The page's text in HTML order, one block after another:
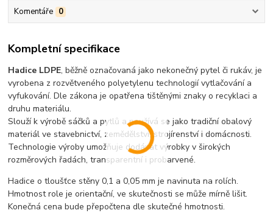
Komentáře 0
Kompletní specifikace
Hadice LDPE, běžně označovaná jako nekonečný pytel či rukáv, je
vyrobena z rozvětveného polyetylenu technologií vytlačování a
vyfukování. Dle zákona je opatřena tištěnými znaky o recyklaci a
druhu materiálu.
Slouží k výrobě sáčků a pytlů a používá se jako tradiční obalový
materiál ve stavebnictví, zemědělství, strojírenství i domácnosti.
Technologie výroby umožňuje dodávat výrobky v širokých
rozměrových řadách, transparentní i probarvené.
Hadice o tloušťce stěny 0,1 a 0,05 mm je navinuta na rolích.
Hmotnost role je orientační, ve skutečnosti se může mírně lišit.
Konečná cena bude přepočtena dle skutečné hmotnosti.